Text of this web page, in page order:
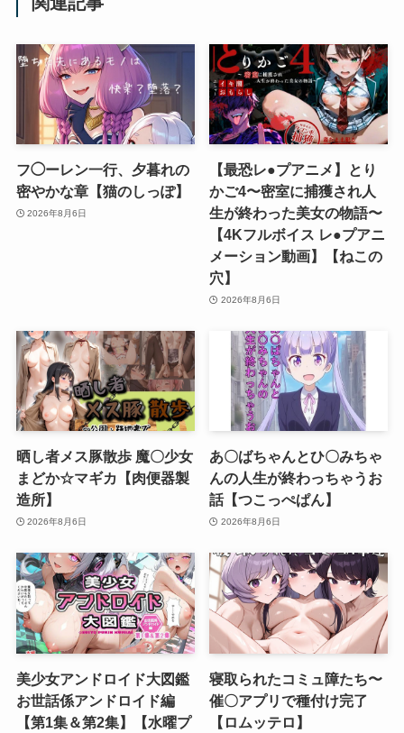
フ◯ーレン一行、夕暮れの
密やかな章【猫のしっぽ】
2026年8月6日
【最恐レ●プアニメ】とり
かご4〜密室に捕獲され人
生が終わった美女の物語〜
【4Kフルボイス レ●プアニ
メーション動画】【ねこの
穴】
2026年8月6日
晒し者メス豚散歩 魔〇少女
まどか☆マギカ【肉便器製
造所】
2026年8月6日
あ〇ばちゃんとひ〇みちゃ
んの人生が終わっちゃうお
話【つこっぺぱん】
2026年8月6日
美少女アンドロイド大図鑑
お世話係アンドロイド編
【第1集＆第2集】【水曜プ
寝取られたコミュ障たち〜
催〇アプリで種付け完了
【ロムッテロ】